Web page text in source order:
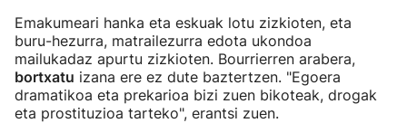
Emakumeari hanka eta eskuak lotu zizkioten, eta
buru-hezurra, matrailezurra edota ukondoa
mailukadaz apurtu zizkioten. Bourrierren arabera,
bortxatu izana ere ez dute baztertzen. "Egoera
dramatikoa eta prekarioa bizi zuen bikoteak, drogak
eta prostituzioa tarteko", erantsi zuen.